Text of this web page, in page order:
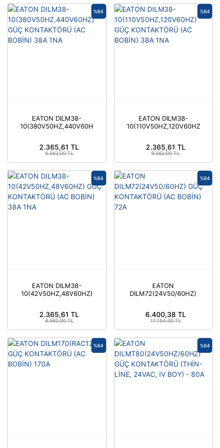
EATON DILM38-
10(380V50HZ,440V60HZ)
%64
2.365,61 TL
6.562,00 TL
EATON DILM38-
10(110V50HZ,120V60HZ)
%64
2.365,61 TL
6.562,00 TL
EATON DILM38-
10(42V50HZ,48V60HZ)
%64
2.365,61 TL
6.562,00 TL
EATON
DILM72(24V50/60HZ)
%64
6.400,38 TL
17.754,00 TL
%64 %64